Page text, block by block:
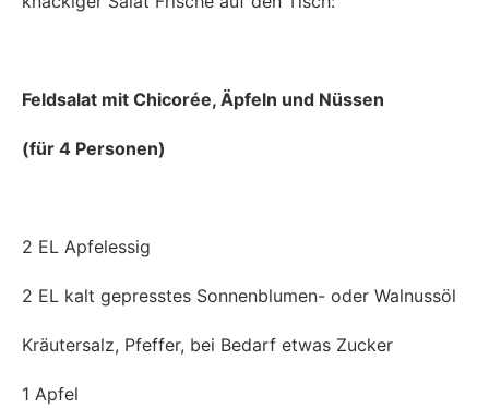
Feldsalat mit Chicorée, Äpfeln und Nüssen
(für 4 Personen)
2 EL Apfelessig
2 EL kalt gepresstes Sonnenblumen- oder Walnussöl
Kräutersalz, Pfeffer, bei Bedarf etwas Zucker
1 Apfel